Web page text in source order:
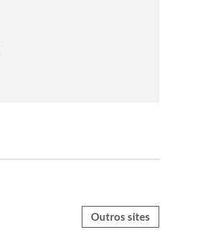
Outros sites